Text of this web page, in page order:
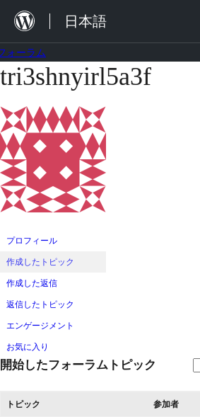
を
ス
ッ
プ
日本語
ォーラム
コ
テ
ン
ツ
へ
ス
ッ
プ
tri3shnyirl5a3f
プロフィール
作成したトピック
作成した返信
返信したトピック
エンゲージメント
お気に入り
開始したフォーラムトピック
トピック 参加者